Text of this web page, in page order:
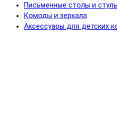
Письменные столы и
Комоды и зеркала
Аксессуары для детских